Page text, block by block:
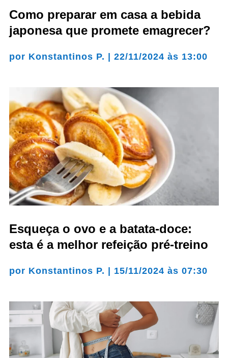
Como preparar em casa a bebida
japonesa que promete emagrecer?
por Konstantinos P. 22/11/2024 às 13:00
Esqueça o ovo e a batata-doce:
esta é a melhor refeição pré-treino
por Konstantinos P. | 15/11/2024 às 07:30